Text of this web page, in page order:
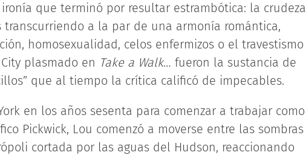
que terminó por resultar estrambótica: la crudeza
transcurriendo a la par de una armonía romántica,
homosexualidad, celos enfermizos o el travestismo
plasmado en Take a Walk… fueron la sustancia de
que al tiempo la crítica calificó de impecables.
en los años sesenta para comenzar a trabajar como
Pickwick, Lou comenzó a moverse entre las sombras
cortada por las aguas del Hudson, reaccionando